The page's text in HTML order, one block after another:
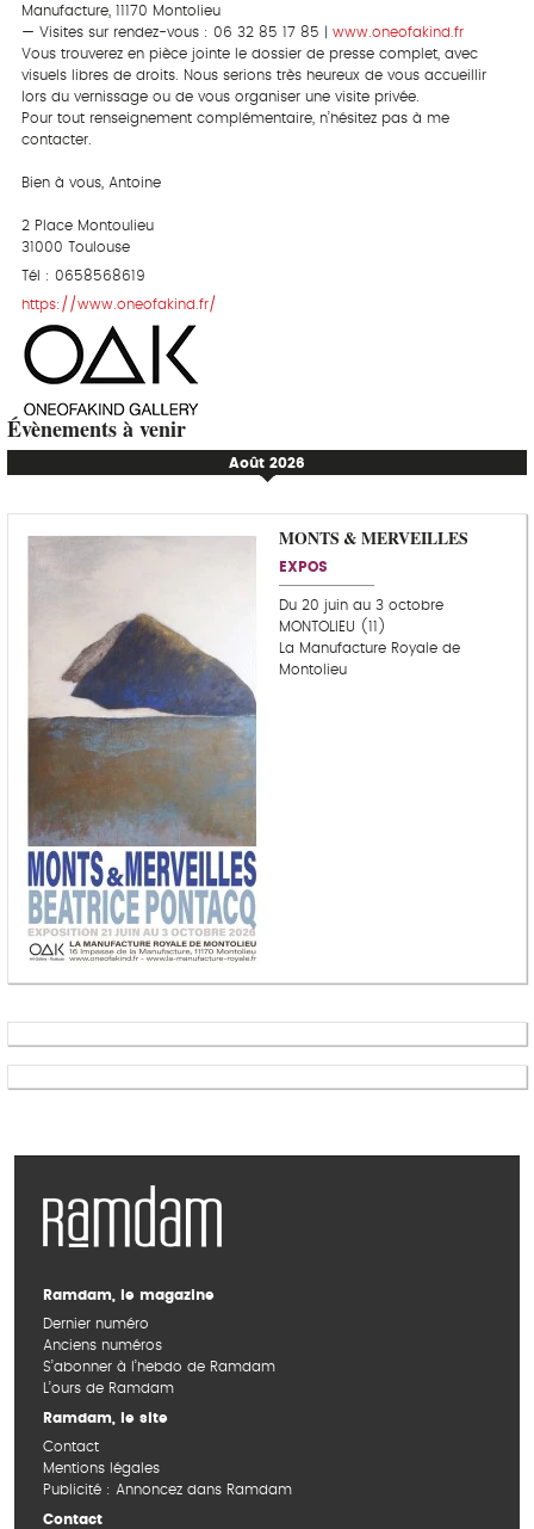
Manufacture, 11170 Montolieu
— Visites sur rendez-vous : 06 32 85 17 85 | www.oneofakind.fr
Vous trouverez en pièce jointe le dossier de presse complet, avec
visuels libres de droits. Nous serions très heureux de vous accueillir
lors du vernissage ou de vous organiser une visite privée.
Pour tout renseignement complémentaire, n’hésitez pas à me
contacter.
Bien à vous, Antoine
2 Place Montoulieu
31000 Toulouse
Tél : 0658568619
https://www.oneofakind.fr/
Évènements à venir
Août 2026
MONTS & MERVEILLES
EXPOS
Du 20 juin au 3 octobre
MONTOLIEU (11)
La Manufacture Royale de
Montolieu
Ramdam, le magazine
Dernier numéro
Anciens numéros
S’abonner à l’hebdo de Ramdam
L’ours de Ramdam
Ramdam, le site
Contact
Mentions légales
Publicité : Annoncez dans Ramdam
Contact